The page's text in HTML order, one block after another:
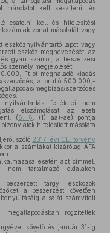
másolatot kell készíteni, és
csatolni kell és hitelesítési
másolatát vagy
eszköznyilvántartó lapot vagy
eszköz megnevezését, az
gyári számot, a beszerzési
személy megjelölését,
Ft-ot meghaladó kiadás
szerződés, a bruttó 500.000,-
megbízás/szerződés
feltételei nem
elszámolását az eseti
(6. § . (1) aa)-ae) pontja
hitelesített másolata
szóló 2017. évi CL. törvény
a számlákat kizárólag ÁFA
esetén azt címmel,
nem tartalmazó oldalakon
tárgyi eszközök
a beszerzést követően
a saját számviteli
rögzítettek
követő év január 31-ig